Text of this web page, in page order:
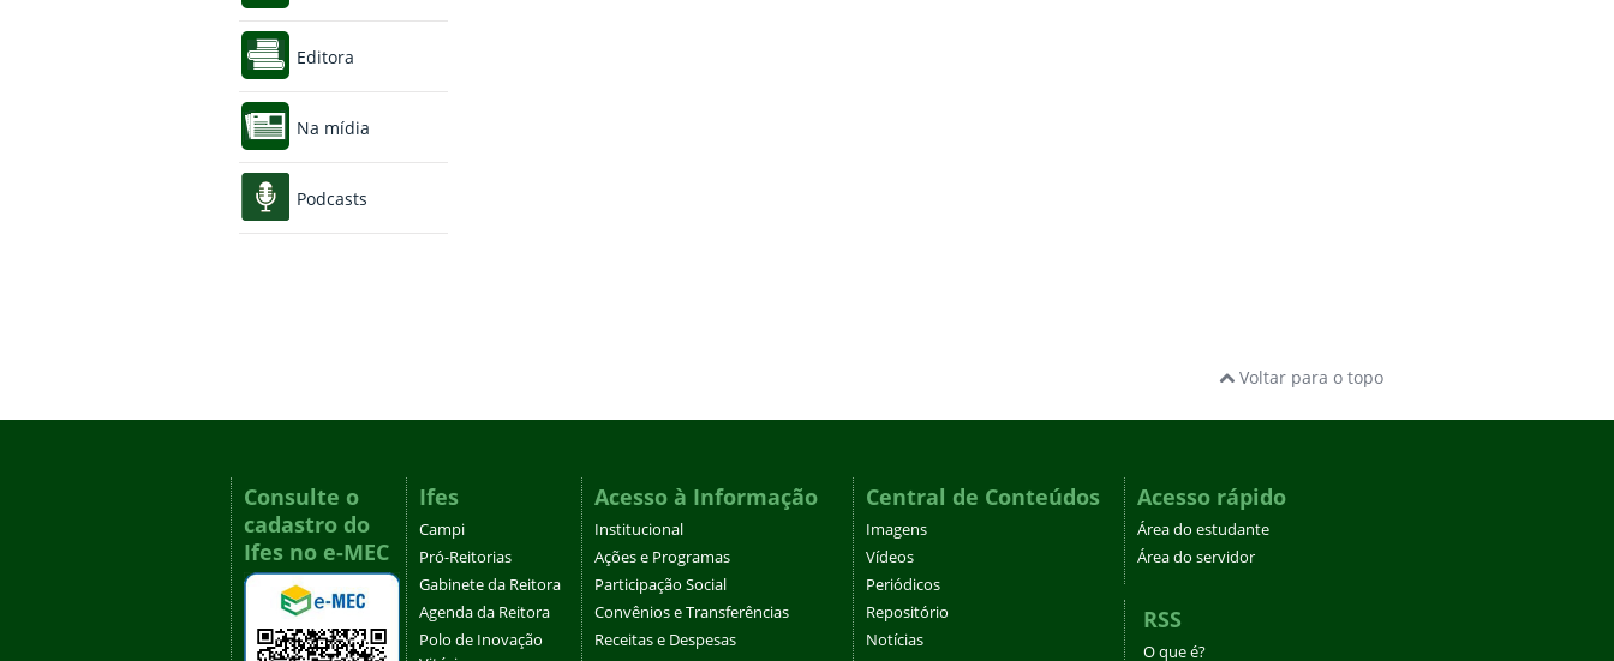
Editora
Na mídia
Podcasts
Voltar para o topo
Consulte o
cadastro do
Ifes no e-MEC
Ifes
Campi
Pró-Reitorias
Gabinete da Reitora
Agenda da Reitora
Polo de Inovação
Acesso à Informação
Institucional
Ações e Programas
Participação Social
Convênios e Transferências
Receitas e Despesas
Central de Conteúdos
Imagens
Vídeos
Periódicos
Repositório
Notícias
Acesso rápido
Área do estudante
Área do servidor
RSS
O que é?